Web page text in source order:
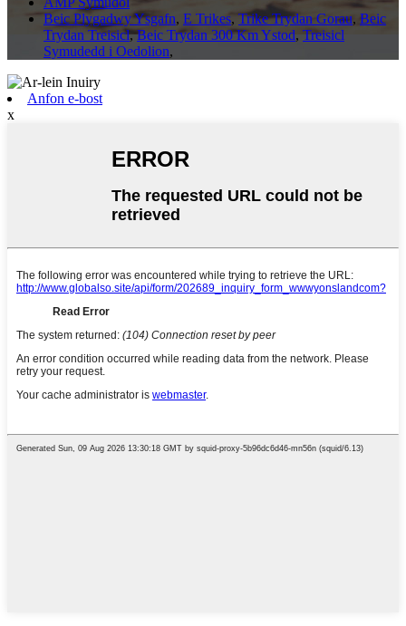
Beic Plygadwy Ysgafn, E Trikes, Trike Trydan Gorau, Beic
Trydan Treisicl,Beic Trydan 300 Km Ystod,Treisicl
Symudedd i Oedolion,
Anfon e-bost
x